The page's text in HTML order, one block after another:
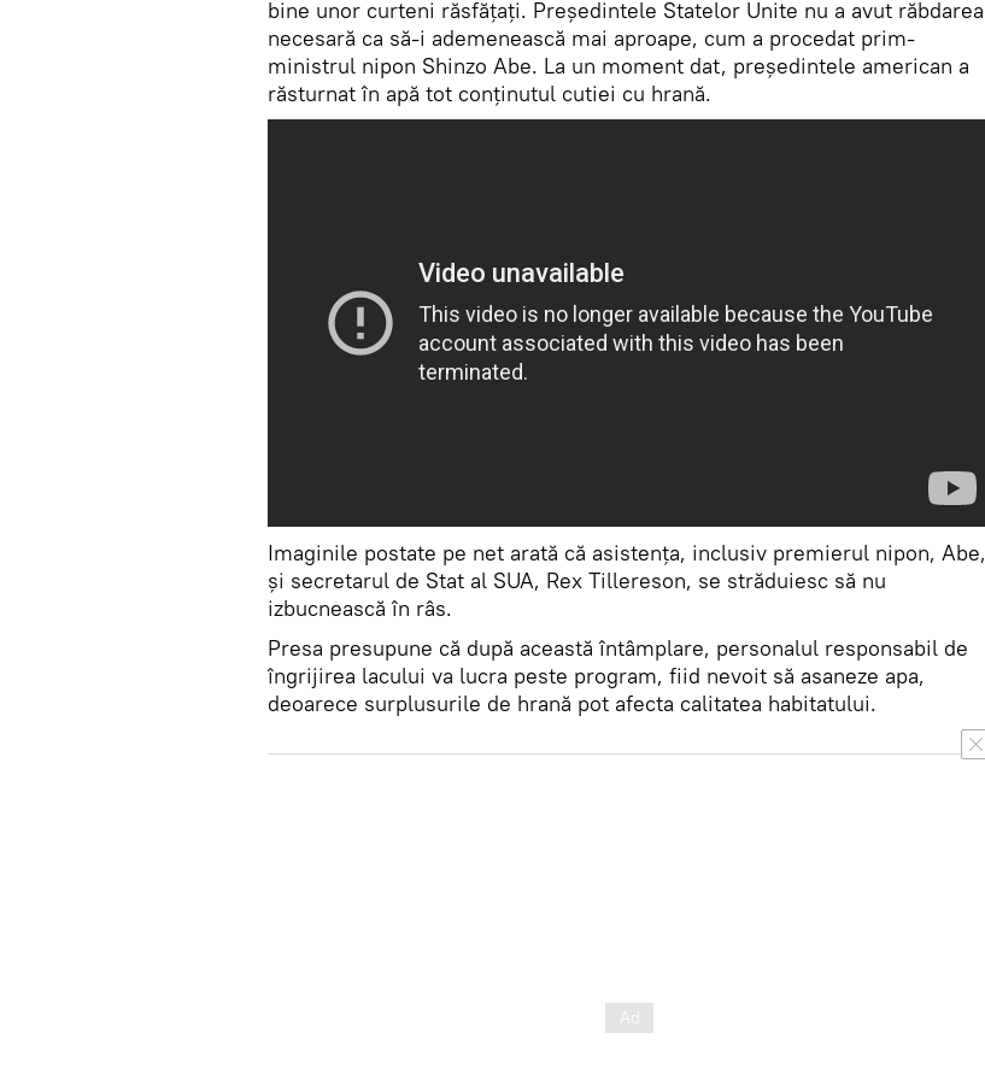
bine unor curteni răsfățați. Președintele Statelor Unite nu a avut răbdarea
necesară ca să-i ademenească mai aproape, cum a procedat prim-
ministrul nipon Shinzo Abe. La un moment dat, președintele american a
răsturnat în apă tot conținutul cutiei cu hrană.
Imaginile postate pe net arată că asistența, inclusiv premierul nipon, Abe,
și secretarul de Stat al SUA, Rex Tillereson, se străduiesc să nu
izbucnească în râs.
Presa presupune că după această întâmplare, personalul responsabil de
îngrijirea lacului va lucra peste program, fiid nevoit să asaneze apa,
deoarece surplusurile de hrană pot afecta calitatea habitatului.